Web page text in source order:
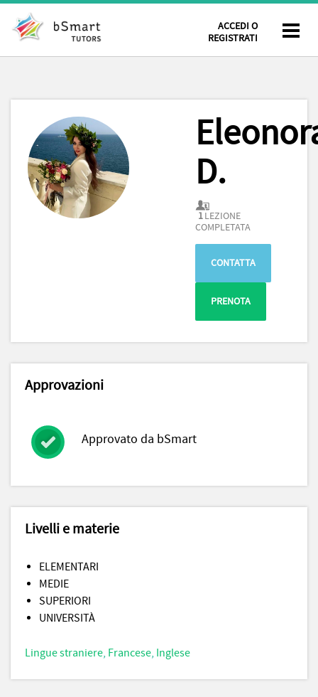
ACCEDI O
REGISTRATI
D.
1LEZIONE
COMPLETATA
CONTATTA
PRENOTA
Approvazioni
Approvato da bSmart
Livelli e materie
ELEMENTARI
MEDIE
SUPERIORI
UNIVERSITÀ
Lingue straniere, Francese, Inglese